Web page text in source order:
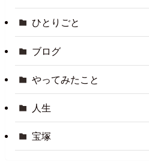
ひとりごと
ブログ
やってみたこと
人生
宝塚